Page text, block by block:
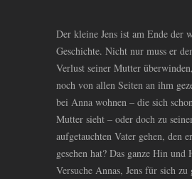
Der kleine Jens ist am Ende der
Geschichte. Nicht nur muss er
Verlust seiner Mutter
noch von allen Seiten an ihm
bei Anna wohnen – die sich
Mutter sieht – oder doch zu
aufgetauchten Vater gehen, den
gesehen hat? Das ganze Hin und
Versuche Annas, Jens für sich zu